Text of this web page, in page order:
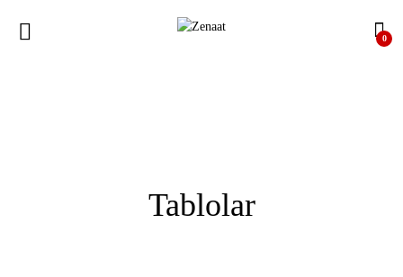
0
Tablolar